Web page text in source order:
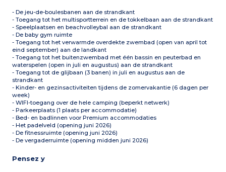
- De jeu-de-boulesbanen aan de strandkant
- Toegang tot het multisportterrein en de tokkelbaan aan de strandkant
- Speelplaatsen en beachvolleybal aan de strandkant
- De baby gym ruimte
- Toegang tot het verwarmde overdekte zwembad (open van april tot
eind september) aan de landkant
- Toegang tot het buitenzwembad met één bassin en peuterbad en
waterspelen (open in juli en augustus) aan de strandkant
- Toegang tot de glijbaan (3 banen) in juli en augustus aan de
strandkant
- Kinder- en gezinsactiviteiten tijdens de zomervakantie (6 dagen per
week)
- WIFI-toegang over de hele camping (beperkt netwerk)
- Parkeerplaats (1 plaats per accommodatie)
- Bed- en badlinnen voor Premium accommodaties
- Het padelveld (opening juni 2026)
- De fitnessruimte (opening juni 2026)
- De vergaderruimte (opening midden juni 2026)
Pensez y